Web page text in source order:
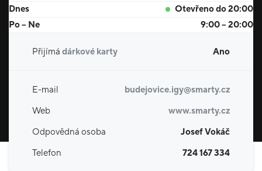
Dnes
Otevřeno do 20:00
Po – Ne
9:00 – 20:00
Přijímá dárkové karty Ano
E-mail
budejovice.igy@smarty.cz
Web
www.smarty.cz
Odpovědná osoba
Josef Vokáč
Telefon
724 167 334